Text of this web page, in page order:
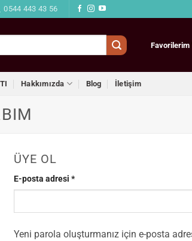
0544 443 43 56
Favorilerim
Hakkımızda Blog İletişim
ÜYE OL
E-posta adresi *Gerekli
Yeni parola oluşturmanız için e-posta